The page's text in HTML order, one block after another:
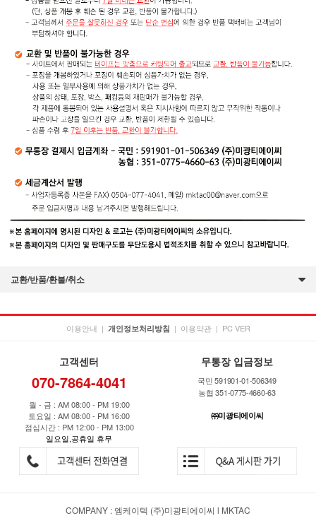
교환/반품/환불/취소
이용안내 | 개인정보처리방침 | 이용약관 | PC VER
고객센터
070-7864-4041
월 - 금 : AM 08:00 - PM 19:00
토요일 : AM 08:00 - PM 16:00
점심시간 : PM 12:00 - PM 13:00
일요일,공휴일 휴무
무통장 입금정보
국민 591901-01-506349
농협 351-0775-4660-63
㈜미광티에이씨
COMPANY : 엠케이텍 (주)미광티에이씨 l MKTAC